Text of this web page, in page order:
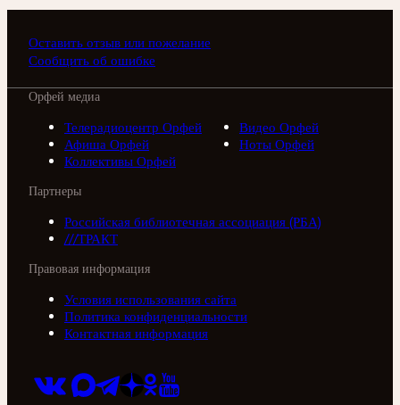
Оставить отзыв или пожелание
Сообщить об ошибке
Орфей медиа
Телерадиоцентр Орфей
Видео Орфей
Афиша Орфей
Ноты Орфей
Коллективы Орфей
Партнеры
Российская библиотечная ассоциация (РБА)
///ТРАКТ
Правовая информация
Условия использования сайта
Политика конфиденциальности
Контактная информация